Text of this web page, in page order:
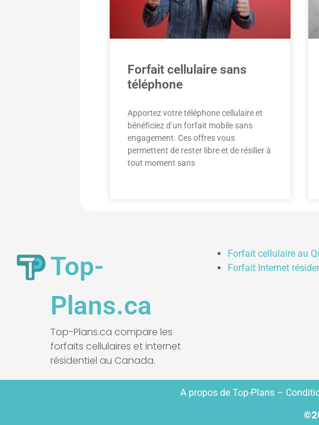
Forfait cellulaire sans
téléphone
Apportez votre téléphone cellulaire et
bénéficiez d’un forfait mobile sans
engagement. Ces offres vous
permettent de rester libre et de résilier à
tout moment sans
Top-
Plans.ca
Top-Plans.ca compare les
forfaits cellulaires et internet
résidentiel au Canada.
Forfait cellulaire au
Forfait Internet
A propos de Top-Plans –